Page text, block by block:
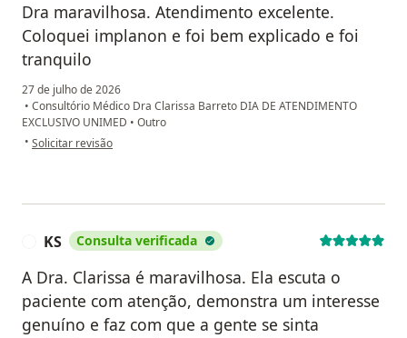
Dra maravilhosa. Atendimento excelente.
Coloquei implanon e foi bem explicado e foi
tranquilo
27 de julho de 2026
• Consultório Médico Dra Clarissa Barreto DIA DE ATENDIMENTO
EXCLUSIVO UNIMED • Outro
• na opinião do utilizador Amanda Ambrosio
Solicitar revisão
KS Consulta verificada
A Dra. Clarissa é maravilhosa. Ela escuta o
paciente com atenção, demonstra um interesse
genuíno e faz com que a gente se sinta